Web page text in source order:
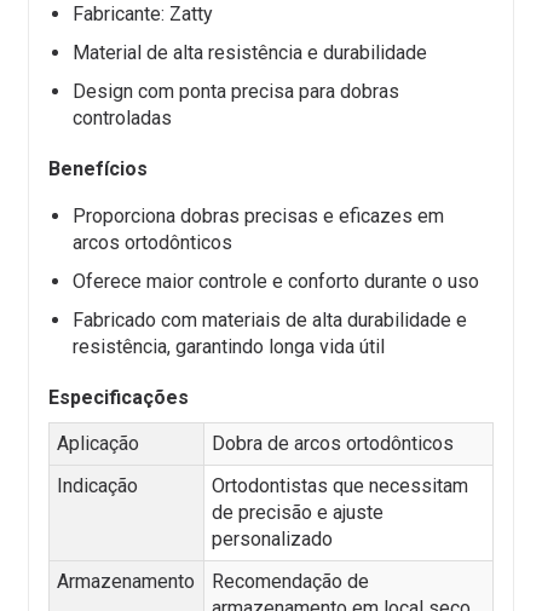
Fabricante: Zatty
Material de alta resistência e durabilidade
Design com ponta precisa para dobras
controladas
Benefícios
Proporciona dobras precisas e eficazes em
arcos ortodônticos
Oferece maior controle e conforto durante o uso
Fabricado com materiais de alta durabilidade e
resistência, garantindo longa vida útil
Especificações
Aplicação
Dobra de arcos ortodônticos
Indicação
Ortodontistas que necessitam
de precisão e ajuste
personalizado
Armazenamento
Recomendação de